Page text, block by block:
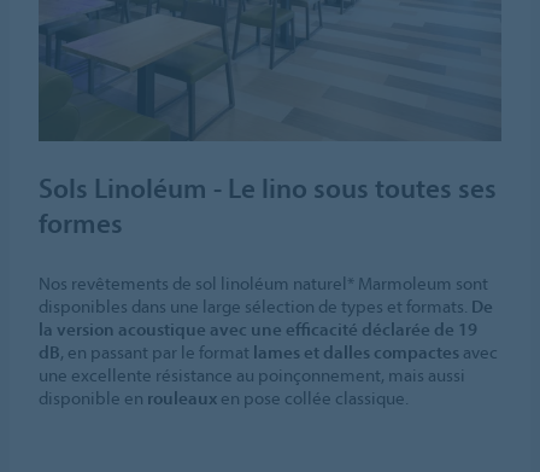
Sols Linoléum - Le lino sous toutes ses
formes
Nos revêtements de sol linoléum naturel* Marmoleum sont
disponibles dans une large sélection de types et formats. De
la version acoustique avec une efficacité déclarée de 19
dB, en passant par le format lames et dalles compactes avec
une excellente résistance au poinçonnement, mais aussi
disponible en rouleaux en pose collée classique.